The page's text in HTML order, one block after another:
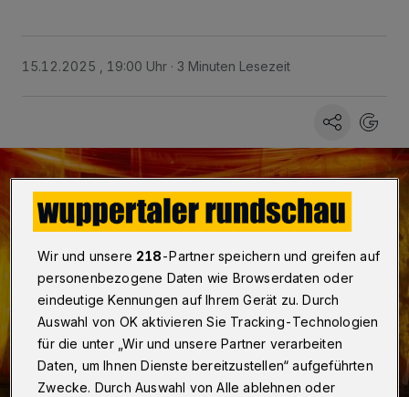
15.12.2025 , 19:00 Uhr 3 Minuten Lesezeit
Wir und unsere 218-Partner speichern und greifen auf
personenbezogene Daten wie Browserdaten oder
eindeutige Kennungen auf Ihrem Gerät zu. Durch
Auswahl von OK aktivieren Sie Tracking-Technologien
für die unter „Wir und unsere Partner verarbeiten
Daten, um Ihnen Dienste bereitzustellen“ aufgeführten
Zwecke. Durch Auswahl von Alle ablehnen oder